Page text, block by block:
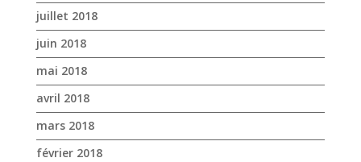
juillet 2018
juin 2018
mai 2018
avril 2018
mars 2018
février 2018